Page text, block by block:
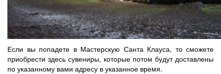
Если вы попадете в Мастерскую Санта Клауса, то сможете
приобрести здесь сувениры, которые потом будут доставлены
по указанному вами адресу в указанное время.